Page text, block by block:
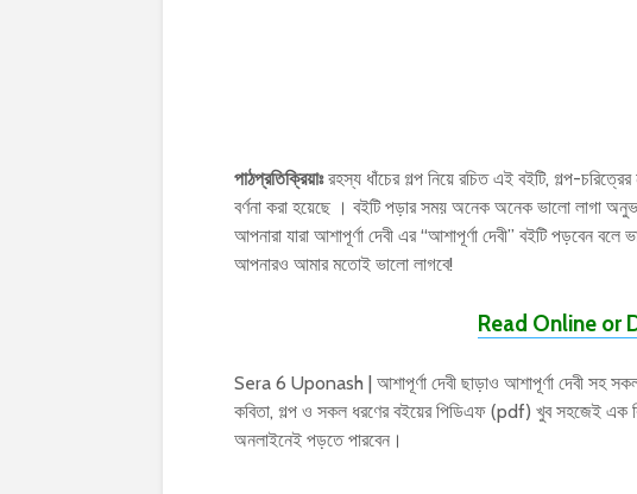
পাঠপ্রতিক্রিয়াঃরহস্য ধাঁচের গল্প নিয়ে রচিত এই বইটি, গল্প-চরিত্রের
বর্ণনা করা হয়েছে । বইটি পড়ার সময় অনেক অনেক ভালো লাগা
আপনারা যারা আশাপূর্ণা দেবী এর “আশাপূর্ণা দেবী” বইটি পড়বেন
আপনারও আমার মতোই ভালো লাগবে!
Read Online or
Sera 6 Uponash | আশাপূর্ণা দেবী ছাড়াও আশাপূর্ণা দেবী সহ সকল
কবিতা, গল্প ও সকল ধরণের বইয়ের পিডিএফ (pdf) খুব সহজেই এক
অনলাইনেই পড়তে পারবেন।